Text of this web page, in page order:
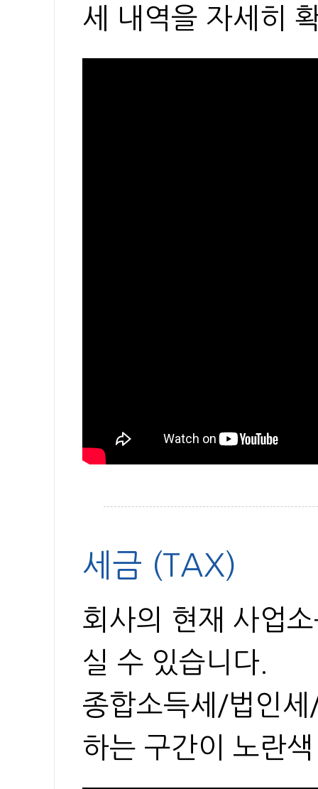
세 내역을 자세히
세금 (TAX)
회사의 현재 사업
실 수 있습니다.
종합소득세/법인
하는 구간이 노란